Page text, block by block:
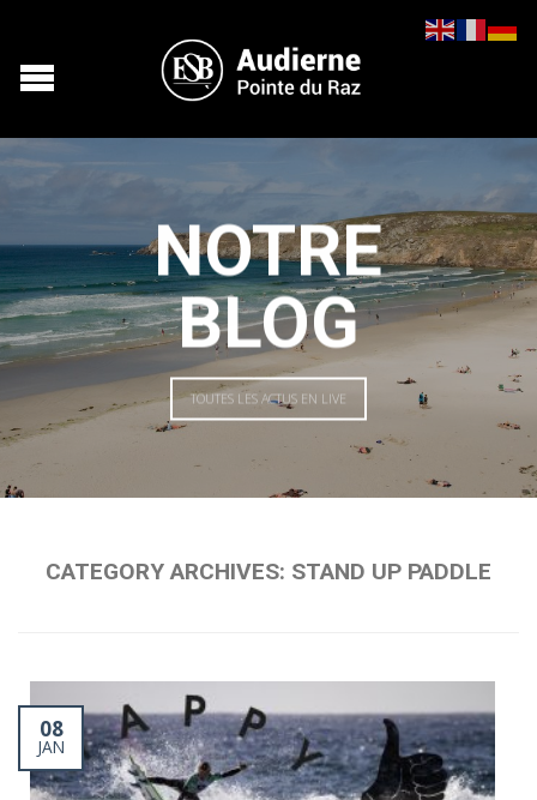
NOTRE
BLOG
TOUTES LES ACTUS EN LIVE
CATEGORY ARCHIVES: STAND UP PADDLE
08
JAN